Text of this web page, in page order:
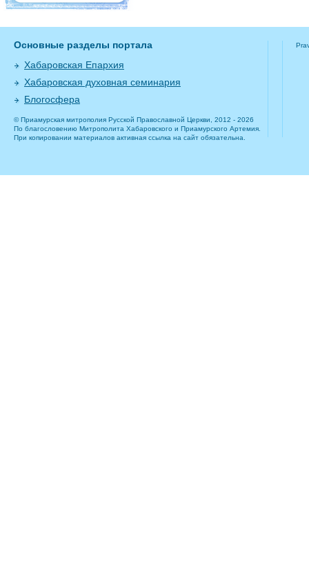
Основные разделы портала
Хабаровская Епархия
Хабаровская духовная семинария
Блогосфера
© Приамурская митрополия Русской Православной Церкви, 2012 - 2026
По благословению Митрополита Хабаровского и Приамурского Артемия.
При копировании материалов активная ссылка на сайт обязательна.